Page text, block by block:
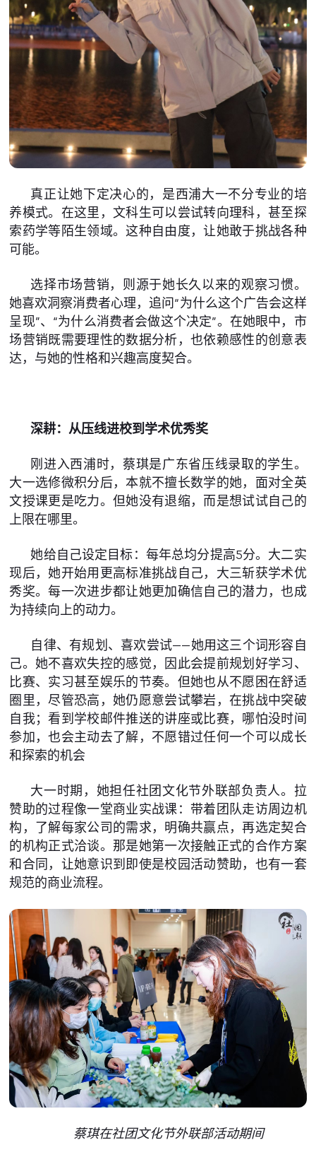
真正让她下定决心的，是西浦大一不分专业的培
养模式。在这里，文科生可以尝试转向理科，甚至探
索药学等陌生领域。这种自由度，让她敢于挑战各种
可能。
选择市场营销，则源于她长久以来的观察习惯。
她喜欢洞察消费者心理，追问“为什么这个广告会这样
呈现”、“为什么消费者会做这个决定”。在她眼中，市
场营销既需要理性的数据分析，也依赖感性的创意表
达，与她的性格和兴趣高度契合。
深耕：从压线进校到学术优秀奖
刚进入西浦时，蔡琪是广东省压线录取的学生。
大一选修微积分后，本就不擅长数学的她，面对全英
文授课更是吃力。但她没有退缩，而是想试试自己的
上限在哪里。
她给自己设定目标：每年总均分提高5分。大二实
现后，她开始用更高标准挑战自己，大三斩获学术优
秀奖。每一次进步都让她更加确信自己的潜力，也成
为持续向上的动力。
自律、有规划、喜欢尝试——她用这三个词形容自
己。她不喜欢失控的感觉，因此会提前规划好学习、
比赛、实习甚至娱乐的节奏。但她也从不愿困在舒适
圈里，尽管恐高，她仍愿意尝试攀岩，在挑战中突破
自我；看到学校邮件推送的讲座或比赛，哪怕没时间
参加，也会主动去了解，不愿错过任何一个可以成长
和探索的机会
大一时期，她担任社团文化节外联部负责人。拉
赞助的过程像一堂商业实战课：带着团队走访周边机
构，了解每家公司的需求，明确共赢点，再选定契合
的机构正式洽谈。那是她第一次接触正式的合作方案
和合同，让她意识到即使是校园活动赞助，也有一套
规范的商业流程。
蔡琪在社团文化节外联部活动期间